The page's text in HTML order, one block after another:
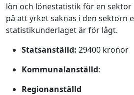
lön och lönestatistik för en
på att yrket saknas i den sektorn
statistikunderlaget är för lågt.
Statsanställd: 29400 kronor
Kommunalanställd:
Regionanställd